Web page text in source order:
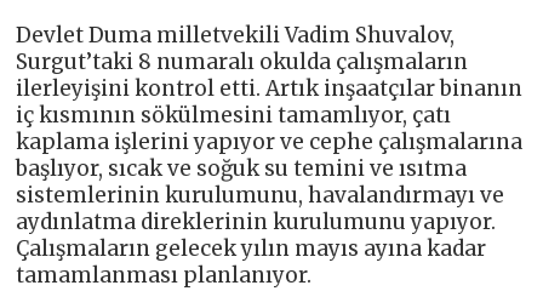
Devlet Duma milletvekili Vadim Shuvalov,
Surgut’taki 8 numaralı okulda çalışmaların
ilerleyişini kontrol etti. Artık inşaatçılar binanın
iç kısmının sökülmesini tamamlıyor, çatı
kaplama işlerini yapıyor ve cephe çalışmalarına
başlıyor, sıcak ve soğuk su temini ve ısıtma
sistemlerinin kurulumunu, havalandırmayı ve
aydınlatma direklerinin kurulumunu yapıyor.
Çalışmaların gelecek yılın mayıs ayına kadar
tamamlanması planlanıyor.